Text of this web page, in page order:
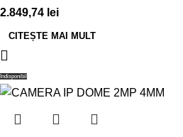
2.849,74 lei
CITEȘTE MAI MULT
Indisponibil